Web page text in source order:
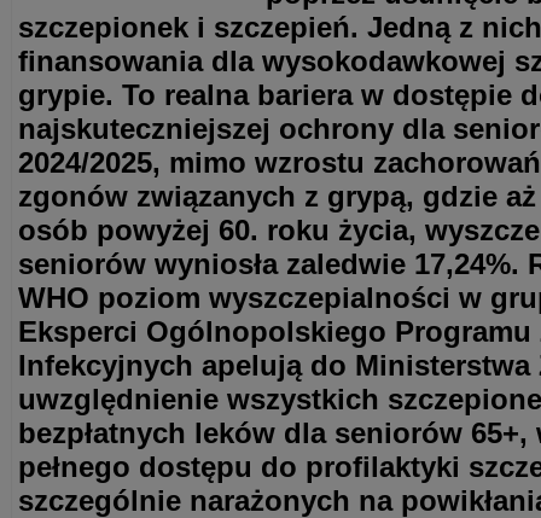
szczepionek i szczepień. Jedną z
finansowania dla wysokodawkowej
grypie. To realna bariera w dostępie
najskuteczniejszej ochrony dla
2024/2025, mimo wzrostu
zgonów związanych z grypą, gdzie
osób powyżej 60. roku życia,
seniorów wyniosła zaledwie 17,24%.
WHO poziom wyszczepialności w
Eksperci Ogólnopolskiego Programu
Infekcyjnych apelują do Ministerstwa
uwzględnienie wszystkich
bezpłatnych leków dla seniorów
pełnego dostępu do profilaktyki
szczególnie narażonych na